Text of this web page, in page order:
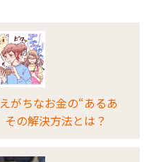
がちなお金の“あるあ
の解決方法とは？